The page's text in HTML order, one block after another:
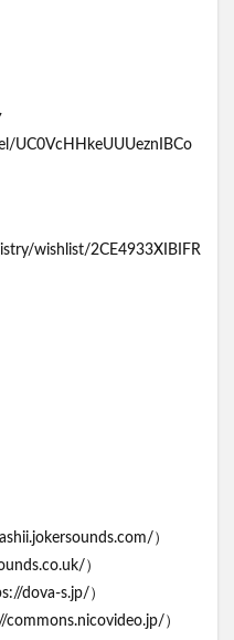
UC0VcHHkeUUUeznIBCo
wishlist/2CE4933XIBIFR
）
）
dova-s.jp/）
）